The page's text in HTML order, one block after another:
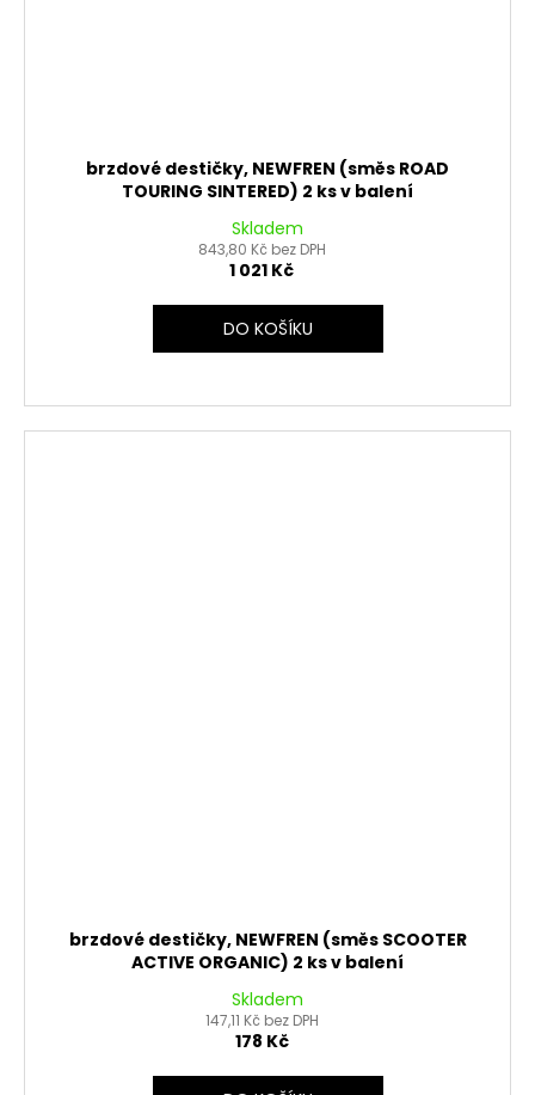
brzdové destičky, NEWFREN (směs ROAD
TOURING SINTERED) 2 ks v balení
Skladem
843,80 Kč bez DPH
1 021 Kč
DO KOŠÍKU
brzdové destičky, NEWFREN (směs SCOOTER
ACTIVE ORGANIC) 2 ks v balení
Skladem
147,11 Kč bez DPH
178 Kč